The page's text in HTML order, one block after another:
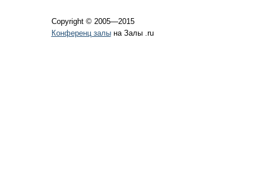
Copyright © 2005—2015
Конференц залына Залы .ru